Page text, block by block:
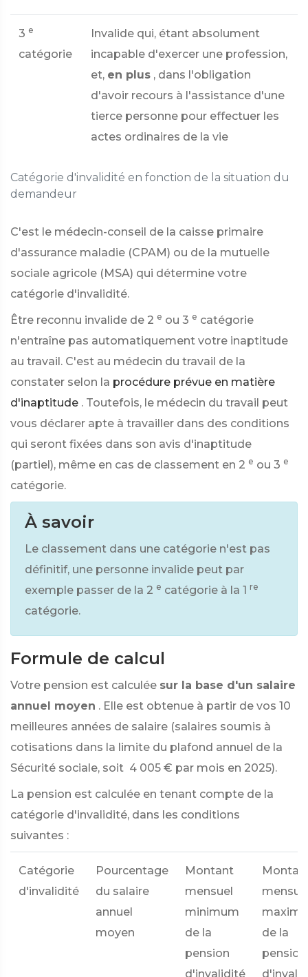
Catégorie d'invalidité en fonction de la situation du
demandeur
3 e
catégorie
Invalide qui, étant absolument
incapable d'exercer une profession,
et, en plus , dans l'obligation
d'avoir recours à l'assistance d'une
tierce personne pour effectuer les
actes ordinaires de la vie
C'est le médecin-conseil de la caisse primaire
d'assurance maladie (CPAM) ou de la mutuelle
sociale agricole (MSA) qui détermine votre
catégorie d'invalidité.
Être reconnu invalide de 2 e ou 3 e catégorie
n'entraîne pas automatiquement votre inaptitude
au travail. C'est au médecin du travail de la
constater selon la procédure prévue en matière
d'inaptitude . Toutefois, le médecin du travail peut
vous déclarer apte à travailler dans des conditions
qui seront fixées dans son avis d'inaptitude
(partiel), même en cas de classement en 2 e ou 3 e
catégorie.
À savoir
Le classement dans une catégorie n'est pas
définitif, une personne invalide peut par
exemple passer de la 2 e catégorie à la 1 re
catégorie.
Formule de calcul
Votre pension est calculée sur la base d'un salaire
annuel moyen . Elle est obtenue à partir de vos 10
meilleures années de salaire (salaires soumis à
cotisations dans la limite du plafond annuel de la
Sécurité sociale, soit 4 005 € par mois en 2025).
La pension est calculée en tenant compte de la
catégorie d'invalidité, dans les conditions
suivantes :
Catégorie
d'invalidité
Pourcentage
du salaire
annuel
moyen
Montant
mensuel
minimum
de la
pension
d'invalidité
de la
pension